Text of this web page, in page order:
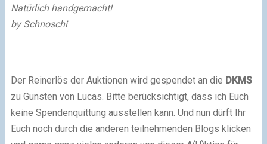
Natürlich handgemacht!
by Schnoschi
Der Reinerlös der Auktionen wird gespendet an die DKMS
zu Gunsten von Lucas. Bitte berücksichtigt, dass ich Euch
keine Spendenquittung ausstellen kann. Und nun dürft Ihr
Euch noch durch die anderen teilnehmenden Blogs klicken